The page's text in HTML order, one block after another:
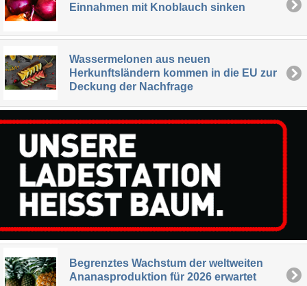
Einnahmen mit Knoblauch sinken
Wassermelonen aus neuen
Herkunftsländern kommen in die EU zur
Deckung der Nachfrage
Begrenztes Wachstum der weltweiten
Ananasproduktion für 2026 erwartet